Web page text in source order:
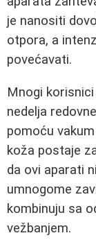
je nanositi
otpora, a
povećavati.
Mnogi
nedelja
pomoću
koža postaje
da ovi aparati
umnogome
kombinuju sa
vežbanjem.